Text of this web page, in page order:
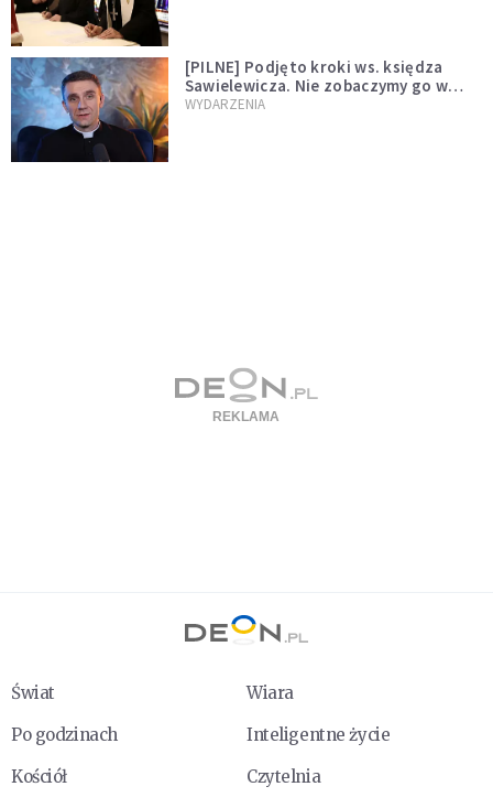
[PILNE] Podjęto kroki ws. księdza
Sawielewicza. Nie zobaczymy go w
mediach
WYDARZENIA
Świat
Wiara
Po godzinach
Inteligentne życie
Kościół
Czytelnia